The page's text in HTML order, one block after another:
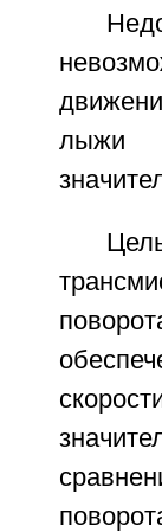
лыжи